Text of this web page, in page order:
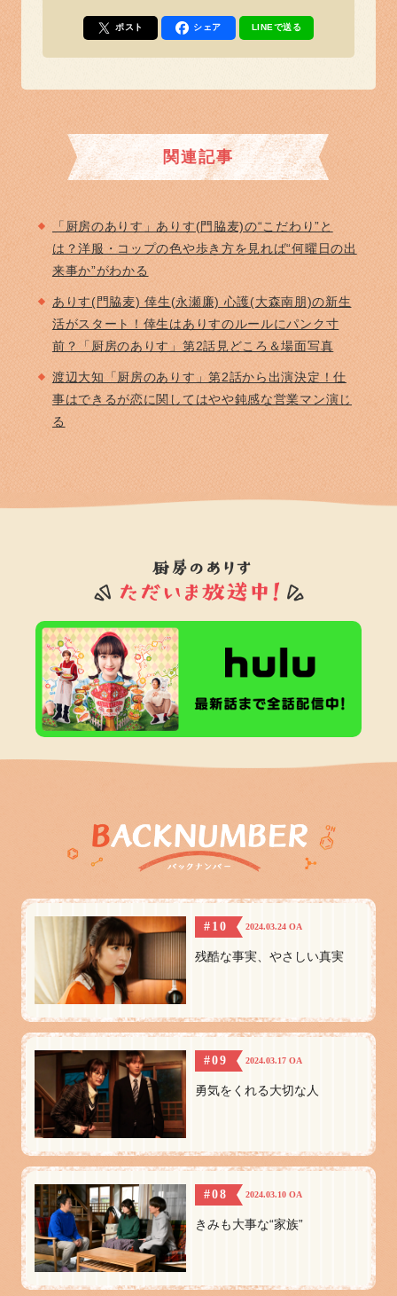
ポスト シェア LINEで送る
関連記事
「厨房のありす」ありす(門脇麦)の“こだわり”と
は？洋服・コップの色や歩き方を見れば“何曜日の出
来事か”がわかる
ありす(門脇麦) 倖生(永瀬廉) 心護(大森南朋)の新生
活がスタート！倖生はありすのルールにパンク寸
前？「厨房のありす」第2話見どころ＆場面写真
渡辺大知「厨房のありす」第2話から出演決定！仕
事はできるが恋に関してはやや鈍感な営業マン演じ
る
#10 2024.03.24 OA
残酷な事実、やさしい真実
#09 2024.03.17 OA
勇気をくれる大切な人
#08 2024.03.10 OA
きみも大事な“家族”